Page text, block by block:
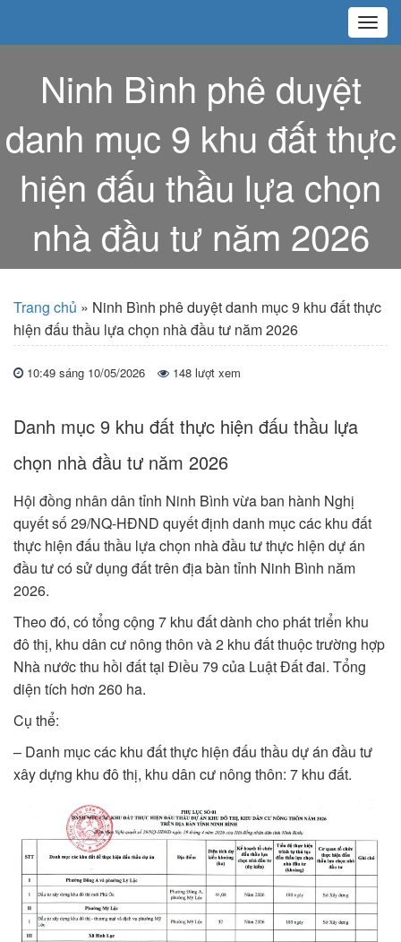
Ninh Bình phê duyệt
danh mục 9 khu đất thực
hiện đấu thầu lựa chọn
nhà đầu tư năm 2026
Trang chủ » Ninh Bình phê duyệt danh mục 9 khu đất thực
hiện đấu thầu lựa chọn nhà đầu tư năm 2026
10:49 sáng 10/05/2026 148 lượt xem
Danh mục 9 khu đất thực hiện đấu thầu lựa
chọn nhà đầu tư năm 2026
Hội đồng nhân dân tỉnh Ninh Bình vừa ban hành Nghị
quyết số 29/NQ-HĐND quyết định danh mục các khu đất
thực hiện đấu thầu lựa chọn nhà đầu tư thực hiện dự án
đầu tư có sử dụng đất trên địa bàn tỉnh Ninh Bình năm
2026.
Theo đó, có tổng cộng 7 khu đất dành cho phát triển khu
đô thị, khu dân cư nông thôn và 2 khu đất thuộc trường hợp
Nhà nước thu hồi đất tại Điều 79 của Luật Đất đai. Tổng
diện tích hơn 260 ha.
Cụ thể:
– Danh mục các khu đất thực hiện đấu thầu dự án đầu tư
xây dựng khu đô thị, khu dân cư nông thôn: 7 khu đất.